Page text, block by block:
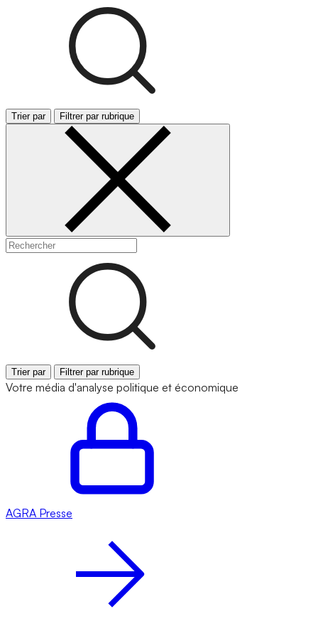
Trier par Filtrer par rubrique
Trier par Filtrer par rubrique
Votre média d'analyse politique et économique
AGRA Presse